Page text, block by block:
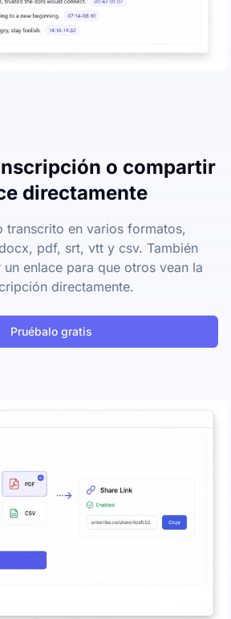
o compartir
directamente
transcrito en varios formatos,
pdf, srt, vtt y csv. También
enlace para que otros vean la
directamente.
Pruébalo gratis